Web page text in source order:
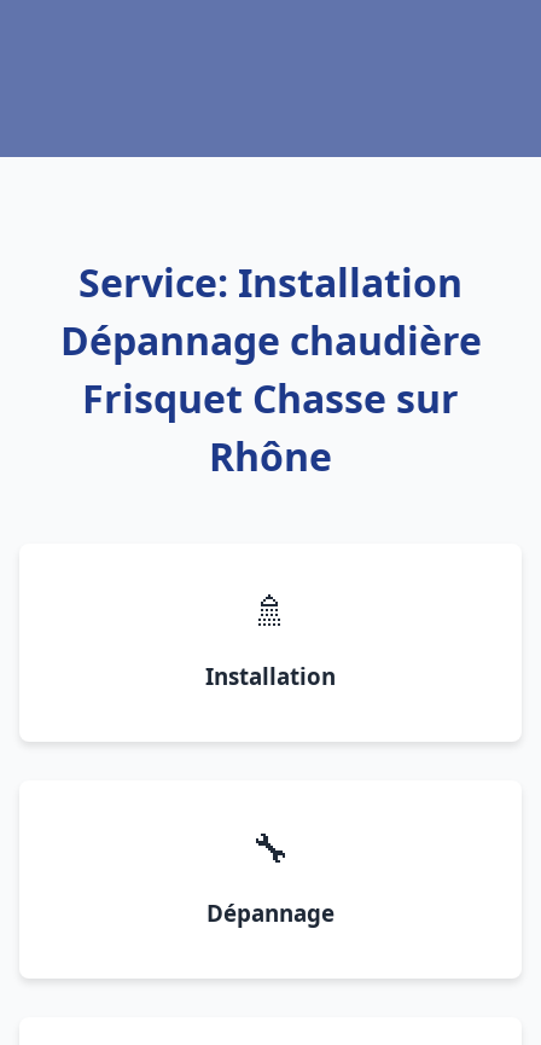
Service: Installation
Dépannage chaudière
Frisquet Chasse sur
Rhône
🚿
Installation
🔧
Dépannage